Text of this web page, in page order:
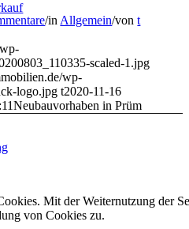
/in Allgemein/vont
scaled-1.jpg
wp-
logo.jpg t2020-11-16
Neubauvorhaben in Prüm
Mit der Weiternutzung der
von Cookies zu.